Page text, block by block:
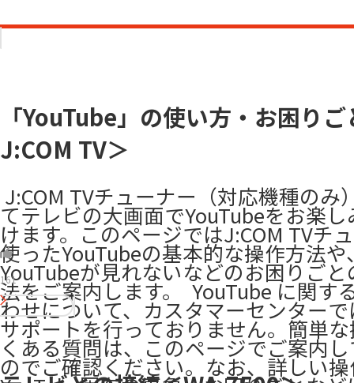
「YouTube」の使い方・お困り
J:COM TV＞
J:COM TVチューナー（対応機種のみ
てテレビの大画面でYouTubeをお楽
けます。このページではJ:COM TVチ
使ったYouTubeの基本的な操作方法や
YouTubeが見れないなどのお困りご
法をご案内します。 ​ YouTube に関す
わせについて、カスタマーセンター
サポートを行っておりません。簡単
くある質問は、このページでご案内
のでご確認ください。なお、詳しい
161